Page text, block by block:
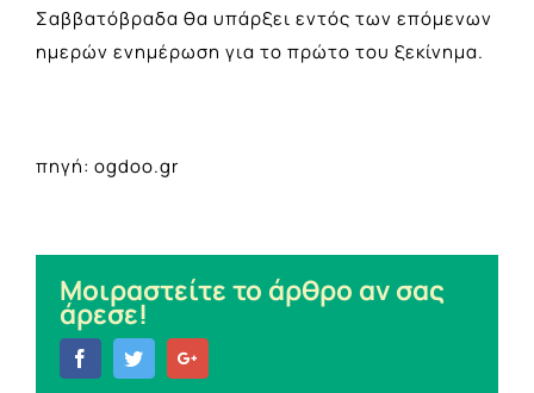
Σαββατόβραδα θα υπάρξει εντός των επόμενων
ημερών ενημέρωση για το πρώτο του ξεκίνημα.
πηγή: ogdoo.gr
Μοιραστείτε το άρθρο αν σας
άρεσε!
FacebookTwitter